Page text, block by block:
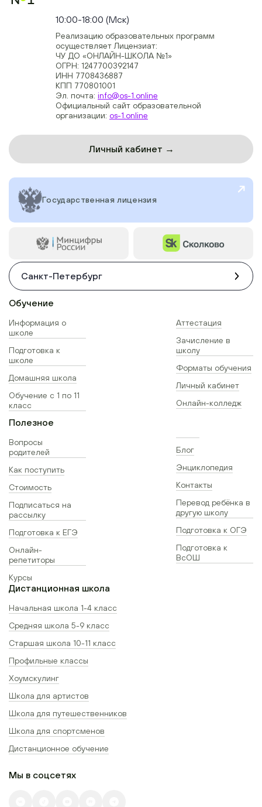
10:00-18:00 (Мск)
Реализацию образовательных программ
осуществляет Лицензиат:
ЧУ ДО «ОНЛАЙН-ШКОЛА №1»
ОГРН: 1247700392147
ИНН 7708436887
КПП 770801001
Эл. почта: info@os-1.online
Официальный сайт образовательной
организации: os-1.online
Личный кабинет →
Государственная лицензия
Санкт-Петербург
Обучение
Информация о
школе
Подготовка к
школе
Домашняя школа
Обучение с 1 по 11
класс
Аттестация
Зачисление в
школу
Форматы обучения
Личный кабинет
Онлайн-колледж
Полезное
Вопросы
родителей
Как поступить
Стоимость
Подписаться на
рассылку
Подготовка к ЕГЭ
Онлайн-
репетиторы
Курсы
Блог
Энциклопедия
Контакты
Перевод ребёнка в
другую школу
Подготовка к ОГЭ
Подготовка к
ВсОШ
Дистанционная школа
Начальная школа 1-4 класс
Средняя школа 5-9 класс
Старшая школа 10-11 класс
Профильные классы
Хоумскулинг
Школа для артистов
Школа для путешественников
Школа для спортсменов
Дистанционное обучение
Мы в соцсетях